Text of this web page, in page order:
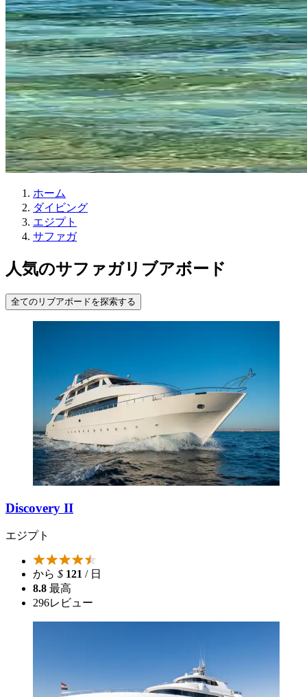
ホーム
ダイビング
エジプト
サファガ
人気のサファガリブアボード
全てのリブアボードを探索する
Discovery II
エジプト
から $ 121 / 日
8.8 最高
296レビュー